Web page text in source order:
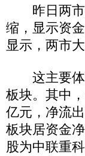
昨日两市
缩，显示资
显示，两市
这主要体
板块。其中
亿元，净流
板块居资金
股为中联重